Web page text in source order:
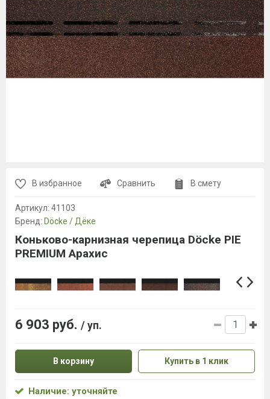
В избранное Сравнить В смету
Артикул: 41103
Бренд: Döcke / Дёке
Коньково-карнизная черепица Döcke PIE
PREMIUM Арахис
6 903 руб. / уп.
В корзину Купить в 1 клик
Наличие: уточняйте